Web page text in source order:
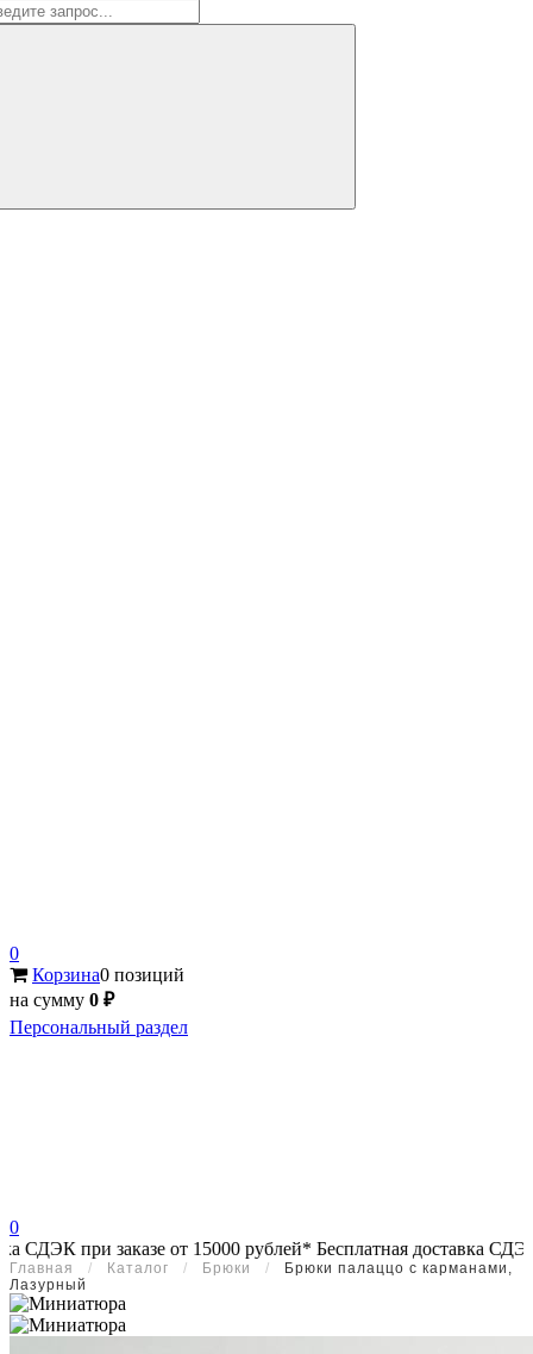
0
Корзина0 позиций
на сумму 0 ₽
Персональный раздел
0
от 15000 рублей* Бесплатная доставка СДЭК при заказе от
Главная / Каталог / Брюки /
Брюки палаццо с карманами,
Лазурный